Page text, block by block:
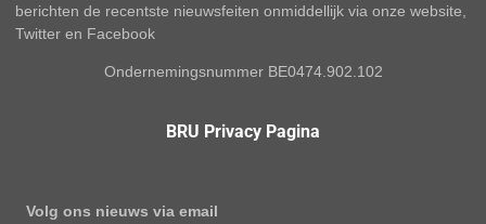
berichten de recentste nieuwsfeiten onmiddellijk via onze website,
Twitter en Facebook
Ondernemingsnummer BE0474.902.102
BRU Privacy Pagina
Volg ons nieuws via email